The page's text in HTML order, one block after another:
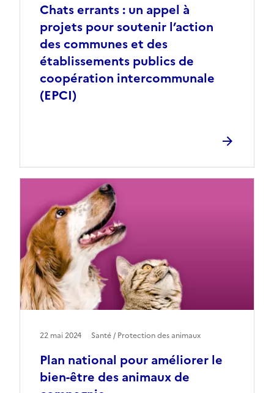
Chats errants : un appel à
projets pour soutenir l’action
des communes et des
établissements publics de
coopération intercommunale
(EPCI)
Plan national pour améliorer le
bien-être des animaux de
22 mai 2024 Santé / Protection des animaux